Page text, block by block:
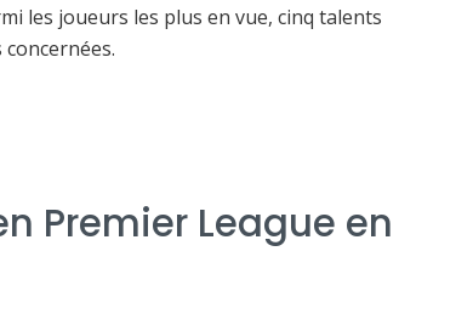
les joueurs les plus en vue, cinq talents
Premier League en